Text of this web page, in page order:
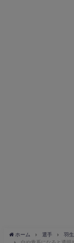
ホーム 選手
羽
白や青系になると透明